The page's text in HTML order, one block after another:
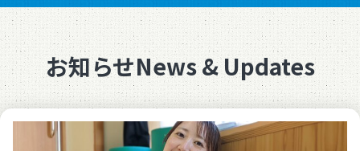
お知らせNews & Updates